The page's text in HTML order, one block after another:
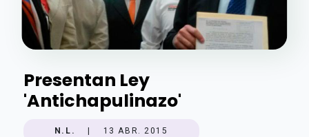
Presentan Ley
'Antichapulinazo'
N.L. 13 ABR. 2015